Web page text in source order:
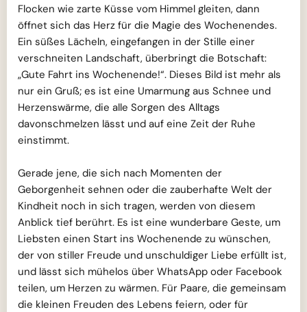
Flocken wie zarte Küsse vom Himmel gleiten, dann
öffnet sich das Herz für die Magie des Wochenendes.
Ein süßes Lächeln, eingefangen in der Stille einer
verschneiten Landschaft, überbringt die Botschaft:
„Gute Fahrt ins Wochenende!“. Dieses Bild ist mehr als
nur ein Gruß; es ist eine Umarmung aus Schnee und
Herzenswärme, die alle Sorgen des Alltags
davonschmelzen lässt und auf eine Zeit der Ruhe
einstimmt.
Gerade jene, die sich nach Momenten der
Geborgenheit sehnen oder die zauberhafte Welt der
Kindheit noch in sich tragen, werden von diesem
Anblick tief berührt. Es ist eine wunderbare Geste, um
Liebsten einen Start ins Wochenende zu wünschen,
der von stiller Freude und unschuldiger Liebe erfüllt ist,
und lässt sich mühelos über WhatsApp oder Facebook
teilen, um Herzen zu wärmen. Für Paare, die gemeinsam
die kleinen Freuden des Lebens feiern, oder für